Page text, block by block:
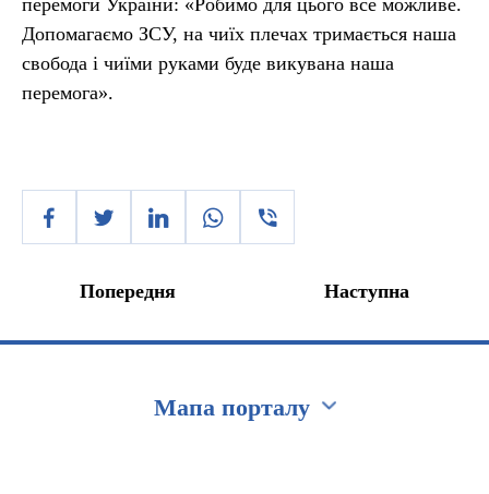
перемоги України: «Робимо для цього все можливе.
Допомагаємо ЗСУ, на чиїх плечах тримається наша
свобода і чиїми руками буде викувана наша
перемога».
Попередня Наступна
Мапа порталу